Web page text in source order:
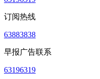
订阅热线
63883838
早报广告联系
63196319